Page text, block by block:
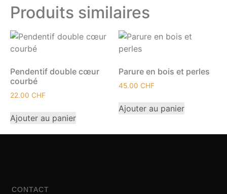
Produits similaires
Pendentif double cœur
courbé
22.00 CHF
Ajouter au panier
Parure en bois et perles
45.00 CHF
Ajouter au panier
CONTACT